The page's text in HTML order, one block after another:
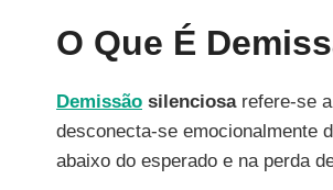
O Que É
Demissão silenciosarefere-se a
desconecta-se emocionalmente
abaixo do esperado e na perda